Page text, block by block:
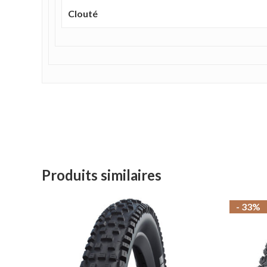
Clouté
Produits similaires
- 33%